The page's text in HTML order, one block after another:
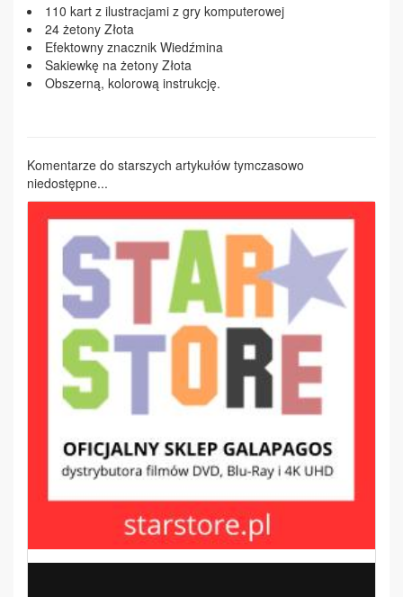
110 kart z ilustracjami z gry komputerowej
24 żetony Złota
Efektowny znacznik Wiedźmina
Sakiewkę na żetony Złota
Obszerną, kolorową instrukcję.
Komentarze do starszych artykułów tymczasowo
niedostępne...